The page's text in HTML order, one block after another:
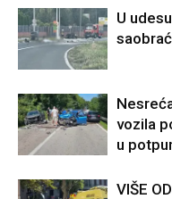
U
vozila
u
VIŠE